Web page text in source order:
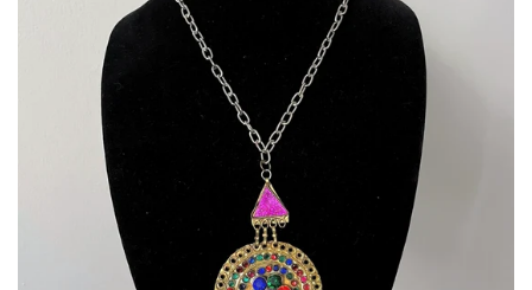
Promociones
Punto de Ventas
Info y Politicas
Envios y Rastreos